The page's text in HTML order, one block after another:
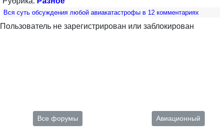
Вся суть обсуждения любой авиакатастрофы в 12 комментариях
Пользователь не зарегистрирован или заблокирован
Все форумы Авиационный